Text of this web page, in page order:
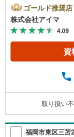
画」から
す。＼株
のローン
関と提携
金利プラ
最適な資
いて移動
いたしま
大歓迎。
いません
い探しを
ゴールド推奨店
株式会社アイマ
4.09
資
取り扱い
福岡市東区三苫